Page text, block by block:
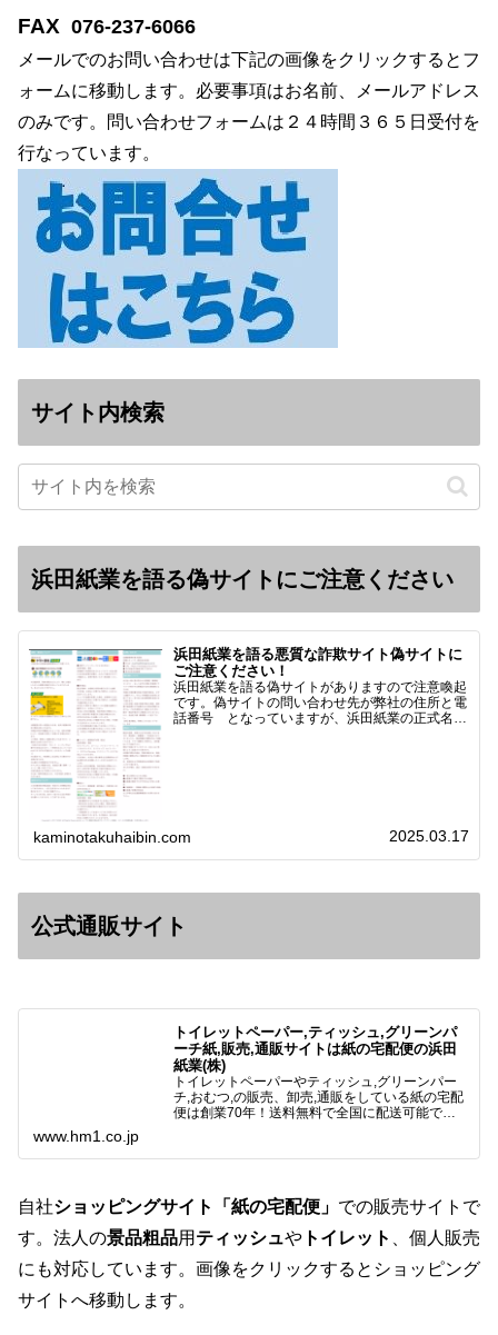
FAX 076-237-6066
メールでのお問い合わせは下記の画像をクリックするとフ
ォームに移動します。必要事項はお名前、メールアドレス
のみです。問い合わせフォームは２４時間３６５日受付を
行なっています。
サイト内検索
浜田紙業を語る偽サイトにご注意ください
浜田紙業を語る悪質な詐欺サイト偽サイトに
ご注意ください！
浜田紙業を語る偽サイトがありますので注意喚起
です。偽サイトの問い合わせ先が弊社の住所と電
話番号 となっていますが、浜田紙業の正式名称
kaminotakuhaibin.com 2025.03.17
公式通販サイト
トイレットペーパー,ティッシュ,グリーンパ
ーチ紙,販売,通販サイトは紙の宅配便の浜田
紙業(株)
トイレットペーパーやティッシュ,グリーンパー
チ,おむつ,の販売、卸売,通販をしている紙の宅配
便は創業70年！送料無料で全国に配送可能で
様と歩んでまいりま…
www.hm1.co.jp
自社ショッピングサイト「紙の宅配便」 での販売サイトで
す。法人の景品粗品用 ティッシュや トイレット
、個人販売
にも対応しています。画像をクリックするとショッピング
サイトへ移動します。